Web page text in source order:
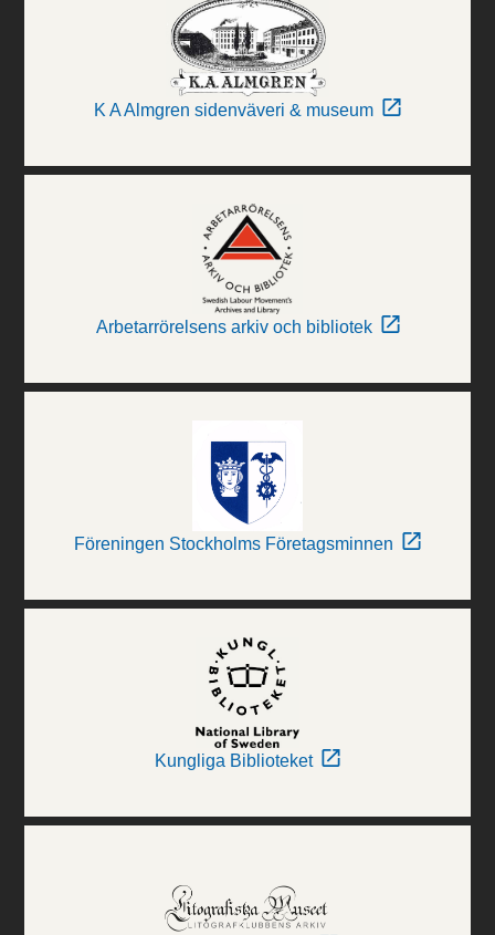
K A Almgren sidenväveri & museum
Arbetarrörelsens arkiv och bibliotek
Föreningen Stockholms Företagsminnen
Kungliga Biblioteket